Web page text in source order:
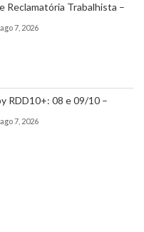
Reclamatória Trabalhista –
ago 7, 2026
RDD10+: 08 e 09/10 –
ago 7, 2026